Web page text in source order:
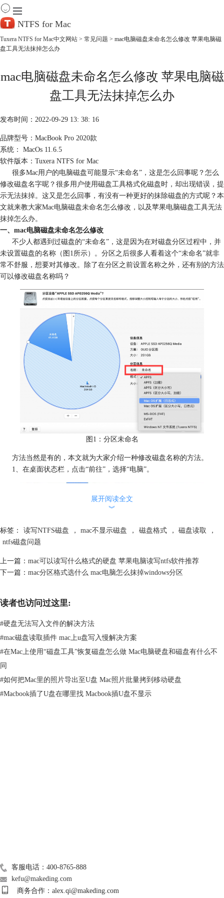
NTFS for Mac
下 载
购买
Tuxera NTFS for Mac中文网站 > 常见问题 > mac电脑磁盘未命名怎么修改 苹果电脑磁
盘工具无法抹掉怎么办
mac电脑磁盘未命名怎么修改 苹果电脑磁
盘工具无法抹掉怎么办
发布时间：2022-09-29 13: 38: 16
品牌型号：MacBook Pro 2020款
系统： MacOs 11.6.5
软件版本：Tuxera NTFS for Mac
很多Mac用户的电脑磁盘可能显示“未命名”，这是怎么回事呢？怎么
修改磁盘名字呢？很多用户使用磁盘工具格式化磁盘时，却出现错误，提
示无法抹掉。这又是怎么回事，有没有一种更好的抹除磁盘的方式呢？本
文就来教大家Mac电脑磁盘未命名怎么修改，以及苹果电脑磁盘工具无法
抹掉怎么办。
一、mac电脑磁盘未命名怎么修改
不少人都遇到过磁盘的“未命名”，这是因为在对磁盘分区过程中，并
未设置磁盘的名称（图1所示）。分区之后很多人看着这个“未命名”就非
常不舒服，想要对其修改。除了在分区之前设置名称之外，还有别的方法
可以修改磁盘名称吗？
图1：分区未命名
方法当然是有的，本文就为大家介绍一种修改磁盘名称的方法。
1、在桌面状态栏，点击“前往”，选择“电脑”。
图2：前往
展开阅读全文
︾
标签： 读写NTFS磁盘 ， mac不显示磁盘 ， 磁盘格式 ， 磁盘读取
，
ntfs磁盘问题
上一篇： mac可以读写什么格式的硬盘 苹果电脑读写ntfs软件推荐
下一篇： mac分区格式选什么 mac电脑怎么抹掉windows分区
读者也访问过这里:
#硬盘无法写入文件的解决方法
#mac磁盘读取插件 mac上u盘写入慢解决方案
#在Mac上使用“磁盘工具”恢复磁盘怎么做 Mac电脑硬盘和磁盘有什么不
同
#如何把Mac里的照片导出至U盘 Mac照片批量拷到移动硬盘
#Macbook插了U盘在哪里找 Macbook插U盘不显示
客服电话：400-8765-888
kefu@makeding.com
商务合作：alex.qi@makeding.com